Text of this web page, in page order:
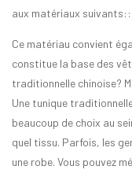
aux matériaux suivants::
Ce matériau convient
constitue la base des
traditionnelle chinoise?
Une tunique
beaucoup de choix au
quel tissu. Parfois, les
une robe. Vous pouvez